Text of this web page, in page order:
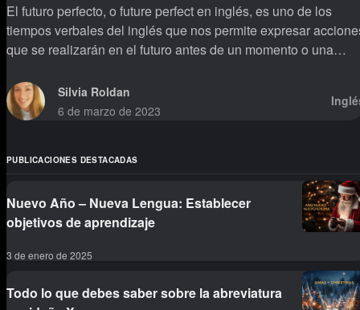
El futuro perfecto, o future perfect en inglés, es uno de los
tiempos verbales del inglés que nos permite expresar
que se realizarán en el futuro antes de un momento o una
Silvia Roldan
6 de marzo de 2023
PUBLICACIONES DESTACADAS
Nuevo Año – Nueva Lengua: Establecer
objetivos de aprendizaje
3 de enero de 2025
Todo lo que debes saber sobre la abreviatura